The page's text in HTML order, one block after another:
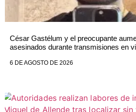
César Gastélum y el preocupante
asesinados durante transmisiones en
6 DE AGOSTO DE 2026